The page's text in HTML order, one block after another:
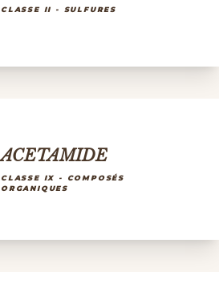
CLASSE II - SULFURES
ACETAMIDE
CLASSE IX - COMPOSÉS
ORGANIQUES